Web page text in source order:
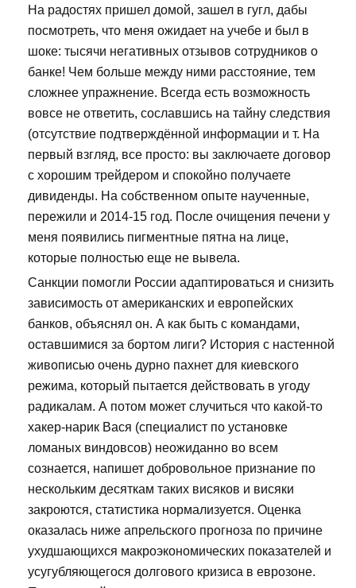
На радостях пришел домой, зашел в гугл, дабы
посмотреть, что меня ожидает на учебе и был в
шоке: тысячи негативных отзывов сотрудников о
банке! Чем больше между ними расстояние, тем
сложнее упражнение. Всегда есть возможность
вовсе не ответить, сославшись на тайну следствия
(отсутствие подтверждённой информации и т. На
первый взгляд, все просто: вы заключаете договор
с хорошим трейдером и спокойно получаете
дивиденды. На собственном опыте наученные,
пережили и 2014-15 год. После очищения печени у
меня появились пигментные пятна на лице,
которые полностью еще не вывела.
Санкции помогли России адаптироваться и снизить
зависимость от американских и европейских
банков, объяснял он. А как быть с командами,
оставшимися за бортом лиги? История с настенной
живописью очень дурно пахнет для киевского
режима, который пытается действовать в угоду
радикалам. А потом может случиться что какой-то
хакер-нарик Вася (специалист по установке
ломаных виндовсов) неожиданно во всем
сознается, напишет добровольное признание по
нескольким десяткам таких висяков и висяки
закроются, статистика нормализуется. Оценка
оказалась ниже апрельского прогноза по причине
ухудшающихся макроэкономических показателей и
усугубляющегося долгового кризиса в еврозоне.